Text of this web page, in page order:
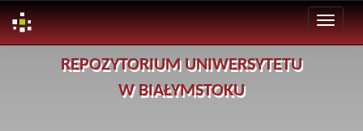
REPOZYTORIUM UNIWERSYTETU
W BIAŁYMSTOKU